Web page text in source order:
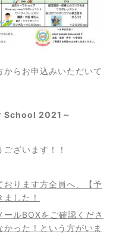
らお申込みいただいて
School 2021～
ざいます！！
ります方全員へ、【予
した！
ルBOXをご確認くださ
った！という方がいま